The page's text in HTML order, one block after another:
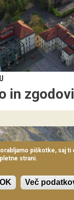
in
piškotke, saj
strani.
OK Več